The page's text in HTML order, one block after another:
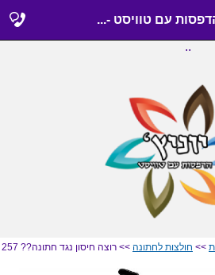
עם טוויסט -...
..
>> חולצות לחתונה >> רוצה חיסון נגד חתונה?? 257